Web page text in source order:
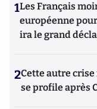
1Les Français
européenne
ira le grand
2Cette autre
se profile après